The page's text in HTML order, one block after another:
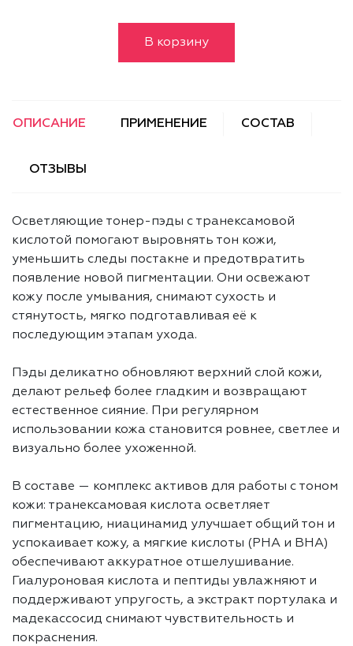
В корзину
ОПИСАНИЕ ПРИМЕНЕНИЕ СОСТАВ
ОТЗЫВЫ
Осветляющие тонер-пэды с транексамовой
кислотой помогают выровнять тон кожи,
уменьшить следы постакне и предотвратить
появление новой пигментации. Они освежают
кожу после умывания, снимают сухость и
стянутость, мягко подготавливая её к
последующим этапам ухода.
Пэды деликатно обновляют верхний слой кожи,
делают рельеф более гладким и возвращают
естественное сияние. При регулярном
использовании кожа становится ровнее, светлее и
визуально более ухоженной.
В составе — комплекс активов для работы с тоном
кожи: транексамовая кислота осветляет
пигментацию, ниацинамид улучшает общий тон и
успокаивает кожу, а мягкие кислоты (PHA и BHA)
обеспечивают аккуратное отшелушивание.
Гиалуроновая кислота и пептиды увлажняют и
поддерживают упругость, а экстракт портулака и
мадекассосид снимают чувствительность и
покраснения.